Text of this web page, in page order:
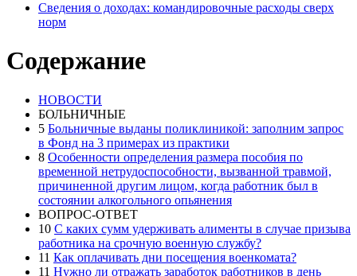
Сведения о доходах: командировочные расходы сверх
норм
Содержание
НОВОСТИ
БОЛЬНИЧНЫЕ
5 Больничные выданы поликлиникой: заполним запрос
в Фонд на 3 примерах из практики
8 Особенности определения размера пособия по
временной нетрудоспособности, вызванной травмой,
причиненной другим лицом, когда работник был в
состоянии алкогольного опьянения
ВОПРОС-ОТВЕТ
10 С каких сумм удерживать алименты в случае призыва
работника на срочную военную службу?
11 Как оплачивать дни посещения военкомата?
11 Нужно ли отражать заработок работников в день